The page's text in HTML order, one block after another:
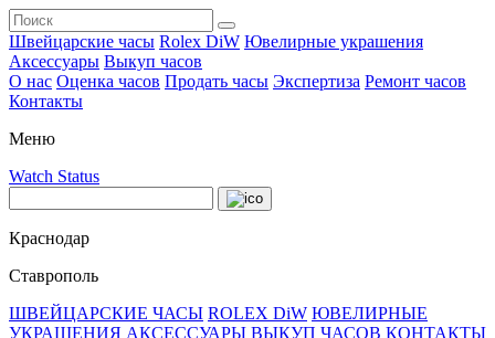
Швейцарские часы Rolex DiW Ювелирные украшения
Аксессуары Выкуп часов
О нас Оценка часов Продать часы Экспертиза Ремонт часов
Контакты
Меню
Watch Status
Краснодар
Ставрополь
ШВЕЙЦАРСКИЕ ЧАСЫ ROLEX DiW ЮВЕЛИРНЫЕ
УКРАШЕНИЯ АКСЕССУАРЫ ВЫКУП ЧАСОВ КОНТАКТЫ